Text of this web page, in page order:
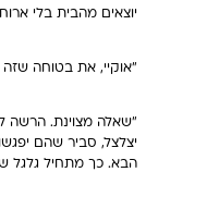
יוצאים מהבית בלי
"אוקיי, את בטוחה
"שאלה מצוינת. הרשה
יצלצל, סביר שהם
הבא. כך מתחיל גלגל